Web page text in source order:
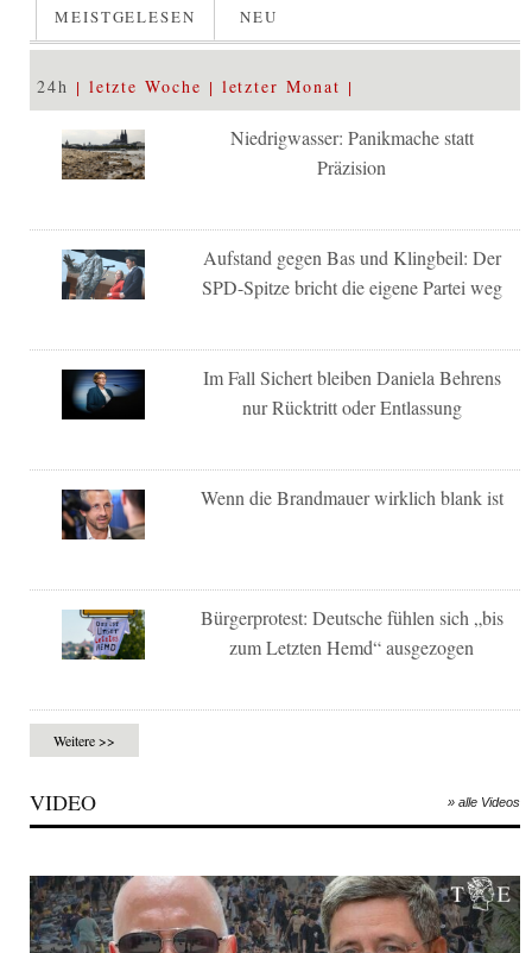
MEISTGELESEN NEU
24h letzte Woche letzter Monat
Niedrigwasser: Panikmache statt
Präzision
Aufstand gegen Bas und Klingbeil: Der
SPD-Spitze bricht die eigene Partei weg
Im Fall Sichert bleiben Daniela Behrens
nur Rücktritt oder Entlassung
Wenn die Brandmauer wirklich blank ist
Bürgerprotest: Deutsche fühlen sich „bis
zum Letzten Hemd“ ausgezogen
Weitere >>
VIDEO » alle Videos